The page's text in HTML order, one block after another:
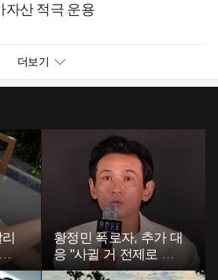
자산 적극 운용
더보기
황정민 폭로자, 추가 대
응 "사귈 거 전제로 하
고…"